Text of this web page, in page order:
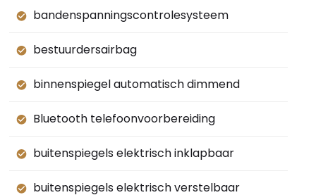
bandenspanningscontrolesysteem
bestuurdersairbag
binnenspiegel automatisch dimmend
Bluetooth telefoonvoorbereiding
buitenspiegels elektrisch inklapbaar
buitenspiegels elektrisch verstelbaar